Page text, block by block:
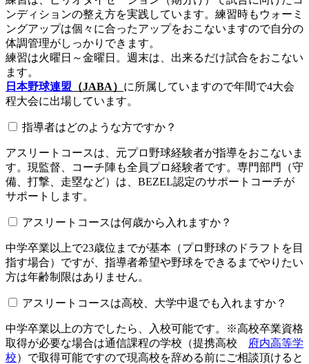
ンディションの整え方を実践しています。練習時もウォーミ
ングアップは個々に合ったアップをおこないますので自分の
体調管理がしっかりできます。
練習は火曜日～金曜日。週末は、出来るだけ試合をおこない
ます。
日本野球連盟 （JABA） に所属していますので年間で4大会
程大会に出場しています。
指導者はどのような方ですか？
アスリートコースは、元プロ野球経験者が指導をおこないま
す。現監督、コーチ陣も全員プロ経験者です。専門部門（守
備、打撃、走塁など）は、BEZEL認定のサポートコーチが
サポートします。
アスリートコースは何歳から入れますか？
中学卒業以上で23歳位までが基本（プロ野球のドラフトを目
指す場合）ですが、指導者希望や野球をできるまでやりたい
方は年齢制限はありません。
アスリートコースは高校、大学中退でも入れますか？
中学卒業以上の方でしたら、入校可能です。※高校卒業資格
取得が必要な場合は通信課程の学校（提携高校
府内高等学
校）で取得可能ですので現高校を辞める前にご相談頂けると